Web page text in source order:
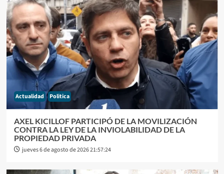
Actualidad Politica
AXEL KICILLOF PARTICIPÓ DE LA MOVILIZACIÓN
CONTRA LA LEY DE LA INVIOLABILIDAD DE LA
PROPIEDAD PRIVADA
jueves 6 de agosto de 2026 21:57:24